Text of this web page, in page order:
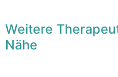
Weitere
Nähe